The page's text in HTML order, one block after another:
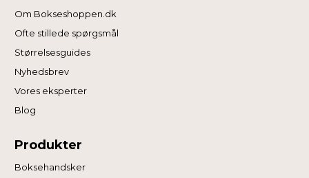
Om Bokseshoppen.dk
Ofte stillede spørgsmål
Størrelsesguides
Nyhedsbrev
Vores eksperter
Blog
Produkter
Boksehandsker